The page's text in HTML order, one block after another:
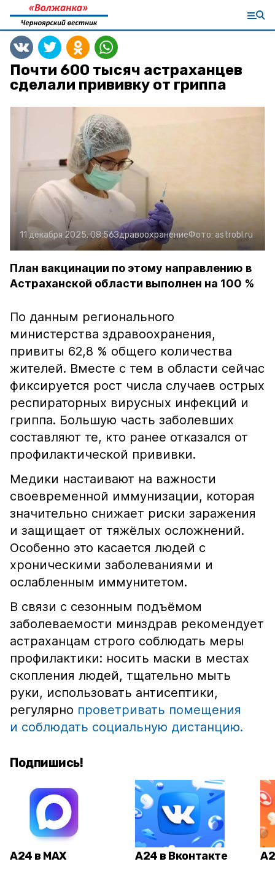
Почти 600 тысяч астраханцев
сделали прививку от гриппа
11 декабря 2025, 08:56ЗдравоохранениеФото: astrobl.ru
План вакцинации по этому направлению в
Астраханской области выполнен на 100 %
По данным регионального
министерства здравоохранения,
привиты 62,8 % общего количества
жителей. Вместе с тем в области сейчас
фиксируется рост числа случаев острых
респираторных вирусных инфекций и
гриппа. Большую часть заболевших
составляют те, кто ранее отказался от
профилактической прививки.
Медики настаивают на важности
своевременной иммунизации, которая
значительно снижает риски заражения
и защищает от тяжёлых осложнений.
Особенно это касается людей с
хроническими заболеваниями и
ослабленным иммунитетом.
В связи с сезонным подъёмом
заболеваемости минздрав рекомендует
астраханцам строго соблюдать меры
профилактики: носить маски в местах
скопления людей, тщательно мыть
руки, использовать антисептики,
регулярно проветривать помещения
и соблюдать социальную дистанцию.
Подпишись!
А24 в MAX А24 в Вконтакте